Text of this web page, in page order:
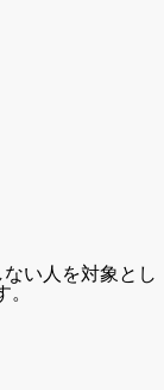
い人を対象とし